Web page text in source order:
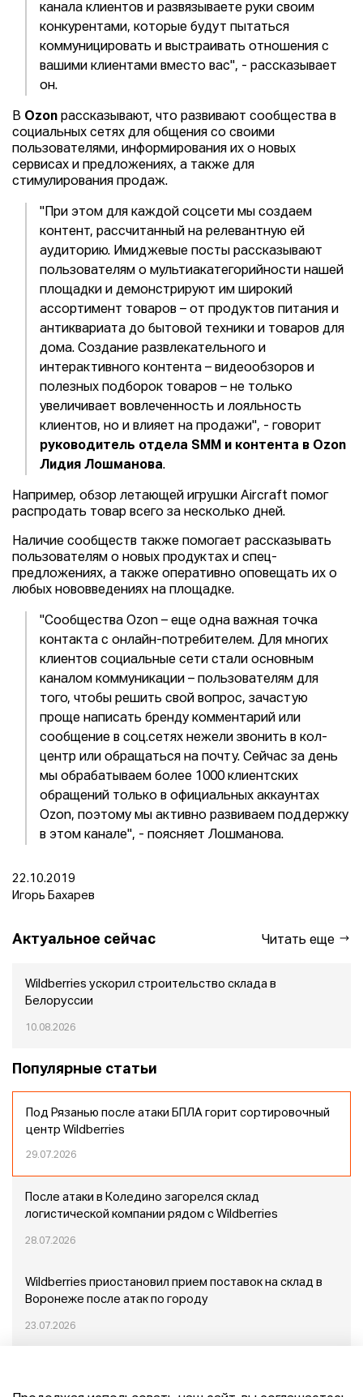
канала клиентов и развязываете руки своим
конкурентами, которые будут пытаться
коммуницировать и выстраивать отношения с
вашими клиентами вместо вас", - рассказывает
он.
В Ozon рассказывают, что развивают сообщества в
социальных сетях для общения со своими
пользователями, информирования их о новых
сервисах и предложениях, а также для
стимулирования продаж.
"При этом для каждой соцсети мы создаем
контент, рассчитанный на релевантную ей
аудиторию. Имиджевые посты рассказывают
пользователям о мультиакатегорийности нашей
площадки и демонстрируют им широкий
ассортимент товаров – от продуктов питания и
антиквариата до бытовой техники и товаров для
дома. Создание развлекательного и
интерактивного контента – видеообзоров и
полезных подборок товаров – не только
увеличивает вовлеченность и лояльность
клиентов, но и влияет на продажи", - говорит
руководитель отдела SMM и контента в Ozon
Лидия Лошманова.
Например, обзор летающей игрушки Aircraft помог
распродать товар всего за несколько дней.
Наличие сообществ также помогает рассказывать
пользователям о новых продуктах и спец-
предложениях, а также оперативно оповещать их о
любых нововведениях на площадке.
"Сообщества Ozon – еще одна важная точка
контакта с онлайн-потребителем. Для многих
клиентов социальные сети стали основным
каналом коммуникации – пользователям для
того, чтобы решить свой вопрос, зачастую
проще написать бренду комментарий или
сообщение в соц.сетях нежели звонить в кол-
центр или обращаться на почту. Сейчас за день
мы обрабатываем более 1000 клиентских
обращений только в официальных аккаунтах
Ozon, поэтому мы активно развиваем поддержку
в этом канале", - поясняет Лошманова.
22.10.2019
Игорь Бахарев
Актуальное сейчас Читать еще
Wildberries ускорил строительство склада в
Белоруссии
10.08.2026
Популярные статьи
Под Рязанью после атаки БПЛА горит сортировочный
центр Wildberries
29.07.2026
После атаки в Коледино загорелся склад
логистической компании рядом с Wildberries
28.07.2026
Wildberries приостановил прием поставок на склад в
Воронеже после атак по городу
23.07.2026